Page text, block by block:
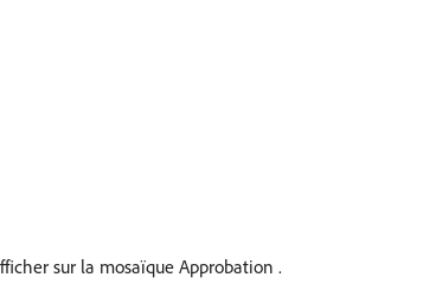
sur la mosaïque Approbation .